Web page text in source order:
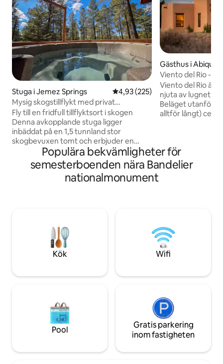
Stuga i Jemez Springs 4,93 av 5 i genomsnittligt
4,93 (225)
Mysig skogstillflykt med privat
bubbelpool
Fly till en fridfull tillflyktsort i skogen
Denna avkopplande stuga ligger
inbäddat på en 1,5 tunnland stor
skogbevuxen tomt och erbjuder en
perfekt tillflyktsort för naturälskare och
äventyrssökande. Beläget i anslutning till
Valles Caldera National Preserve, har vår
fastighet: - Avkopplande bubbelpool:
vistelse - Närhet till utomhusaktiviteter
för alla årstider: vandring, cykling, fiske
och skidåkning
Gästhus i Abiquiu
Viento del Rio -
privat bubbelpool
Viento del Rio är
njuta av lugnet i
Beläget utanför
alltför långt)
är fantastisk. Närliggande sevärdheter
inkluderar Plaza
Welcome Center
Populära bekvämligheter för
semesterboenden nära Bandelier
nationalmonument
Kök Wifi
Pool
Gratis parkering
inom fastigheten